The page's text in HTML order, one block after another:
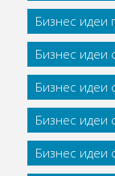
Бизнес идеи
Бизнес
Бизнес идеи
Бизнес идеи
Бизнес идеи